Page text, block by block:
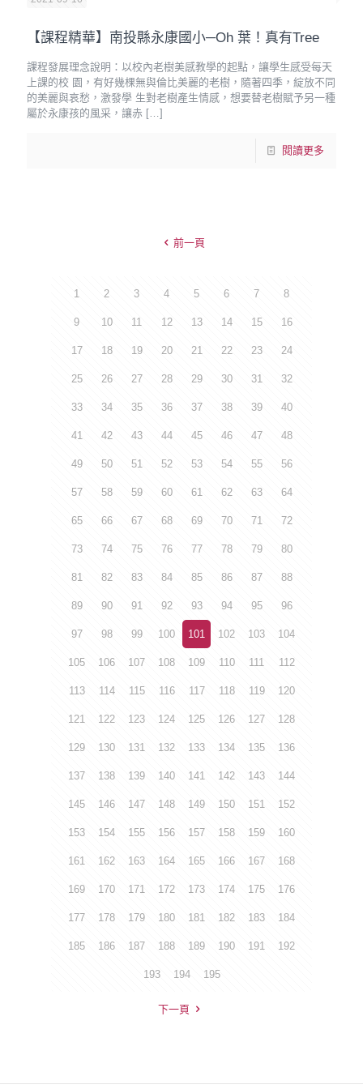
【課程精華】南投縣永康國小─Oh 葉！真有Tree
課程發展理念說明：以校內老樹美感教學的起點，讓學生感受每天
上課的校 園，有好幾棵無與倫比美麗的老樹，隨著四季，綻放不同
的美麗與哀愁，激發學 生對老樹產生情感，想要替老樹賦予另一種
屬於永康孩的風采，讓赤 […]
閱讀更多
前一頁
1 2 3 4 5 6 7 8
9 10 11 12 13 14 15 16
17 18 19 20 21 22 23 24
25 26 27 28 29 30 31 32
33 34 35 36 37 38 39 40
41 42 43 44 45 46 47 48
49 50 51 52 53 54 55 56
57 58 59 60 61 62 63 64
65 66 67 68 69 70 71 72
73 74 75 76 77 78 79 80
81 82 83 84 85 86 87 88
89 90 91 92 93 94 95 96
97 98 99 100 101 102 103 104
105 106 107 108 109 110 111 112
113 114 115 116 117 118 119 120
121 122 123 124 125 126 127 128
129 130 131 132 133 134 135 136
137 138 139 140 141 142 143 144
145 146 147 148 149 150 151 152
153 154 155 156 157 158 159 160
161 162 163 164 165 166 167 168
169 170 171 172 173 174 175 176
177 178 179 180 181 182 183 184
185 186 187 188 189 190 191 192
193 194 195
下一頁